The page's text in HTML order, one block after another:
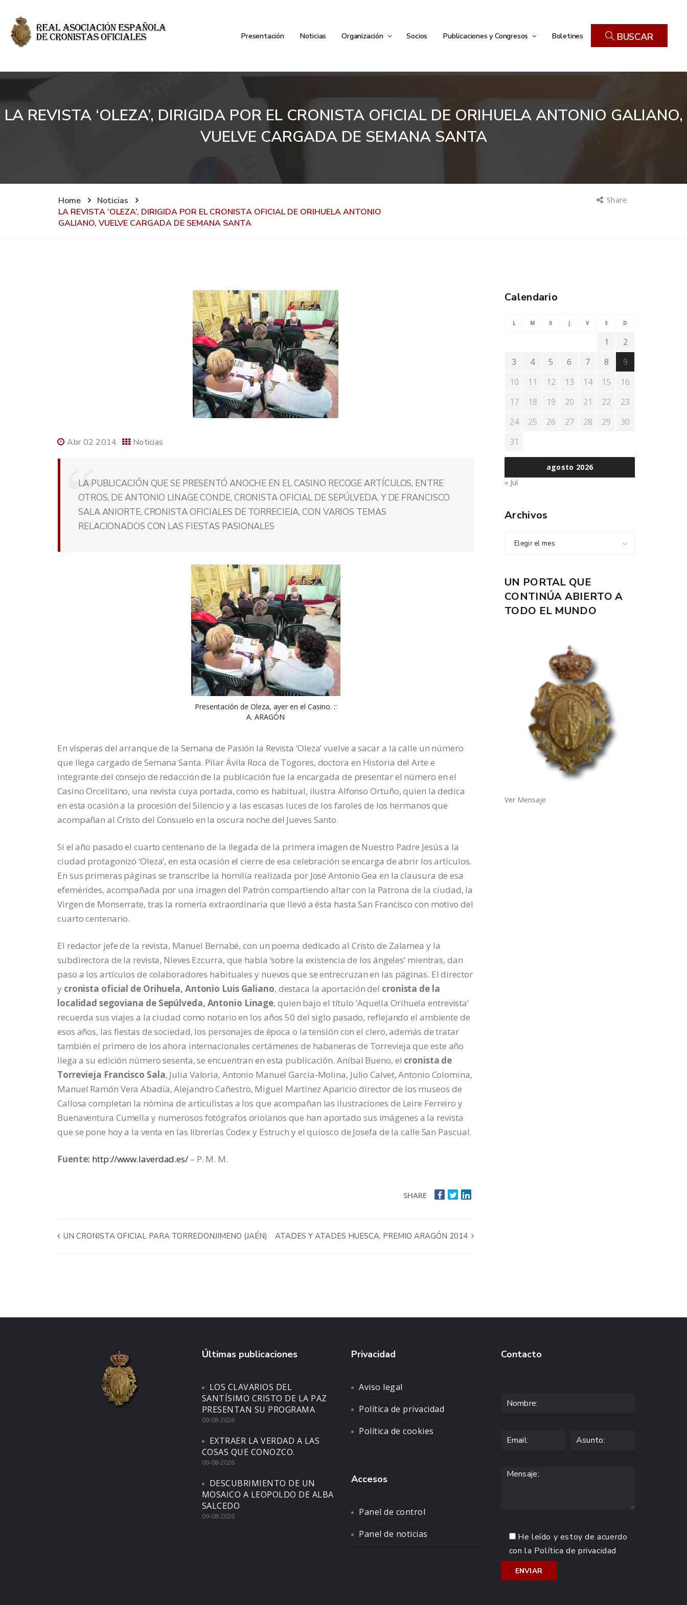
Presentación Noticias Organización Socios Publicaciones y Congresos Boletines BUSCAR
LA REVISTA ‘OLEZA’, DIRIGIDA POR EL CRONISTA OFICIAL DE ORIHUELA ANTONIO GALIANO,
VUELVE CARGADA DE SEMANA SANTA
Home
Noticias
LA REVISTA ‘OLEZA’, DIRIGIDA POR EL CRONISTA OFICIAL DE ORIHUELA ANTONIO
GALIANO, VUELVE CARGADA DE SEMANA SANTA
Share
Abr 02 2014 Noticias
LA PUBLICACIÓN QUE SE PRESENTÓ ANOCHE EN EL CASINO RECOGE ARTÍCULOS, ENTRE
OTROS, DE ANTONIO LINAGE CONDE, CRONISTA OFICIAL DE SEPÚLVEDA, Y DE FRANCISCO
SALA ANIORTE, CRONISTA OFICIALES DE TORRECIEJA, CON VARIOS TEMAS
RELACIONADOS CON LAS FIESTAS PASIONALES
Presentación de Oleza, ayer en el Casino. ::
A. ARAGÓN
En vísperas del arranque de la Semana de Pasión la Revista ‘Oleza’ vuelve a sacar a la calle un número
que llega cargado de Semana Santa. Pilar Ávila Roca de Togores, doctora en Historia del Arte e
integrante del consejo de redacción de la publicación fue la encargada de presentar el número en el
Casino Orcelitano, una revista cuya portada, como es habitual, ilustra Alfonso Ortuño, quien la dedica
en esta ocasión a la procesión del Silencio y a las escasas luces de los faroles de los hermanos que
acompañan al Cristo del Consuelo en la oscura noche del Jueves Santo.
Si el año pasado el cuarto centenario de la llegada de la primera imagen de Nuestro Padre Jesús a la
ciudad protagonizó ‘Oleza’, en esta ocasión el cierre de esa celebración se encarga de abrir los artículos.
En sus primeras páginas se transcribe la homilía realizada por José Antonio Gea en la clausura de esa
efemérides, acompañada por una imagen del Patrón compartiendo altar con la Patrona de la ciudad, la
Virgen de Monserrate, tras la romería extraordinaria que llevó a ésta hasta San Francisco con motivo del
cuarto centenario.
El redactor jefe de la revista, Manuel Bernabé, con un poema dedicado al Cristo de Zalamea y la
subdirectora de la revista, Nieves Ezcurra, que habla ‘sobre la existencia de los ángeles’ mientras, dan
paso a los artículos de colaboradores habituales y nuevos que se entrecruzan en las páginas. El director
y cronista oficial de Orihuela, Antonio Luis Galiano, destaca la aportación del cronista de la
localidad segoviana de Sepúlveda, Antonio Linage, quien bajo el título ‘Aquella Orihuela entrevista’
recuerda sus viajes a la ciudad como notario en los años 50 del siglo pasado, reflejando el ambiente de
esos años, las fiestas de sociedad, los personajes de época o la tensión con el clero, además de tratar
también el primero de los ahora internacionales certámenes de habaneras de Torrevieja que este año
llega a su edición número sesenta, se encuentran en esta publicación. Aníbal Bueno, el cronista de
Torrevieja Francisco Sala, Julia Valoria, Antonio Manuel García-Molina, Julio Calvet, Antonio Colomina,
Manuel Ramón Vera Abadía, Alejandro Cañestro, Miguel Martínez Aparicio director de los museos de
Callosa completan la nómina de articulistas a los que acompañan las ilustraciones de Leire Ferreiro y
Buenaventura Cumella y numerosos fotógrafos oriolanos que han aportado sus imágenes a la revista
que se pone hoy a la venta en las librerías Codex y Estruch y el quiosco de Josefa de la calle San Pascual.
Fuente: http://www.laverdad.es/– P. M. M.
SHARE
UN CRONISTA OFICIAL PARA TORREDONJIMENO (JAÉN) ATADES Y ATADES HUESCA, PREMIO ARAGÓN 2014
Calendario
agosto 2026
L M X J V S D
1
2
3
4 5 6 7 8
9
10
11 12 13 14 15
16
17
18 19 20 21 22
23
24
25 26 27 28 29
30
31
« Jul
Archivos
Elegir el mes
UN PORTAL QUE
CONTINÚA ABIERTO A
TODO EL MUNDO
Ver Mensaje
Últimas publicaciones
LOS CLAVARIOS DEL
SANTÍSIMO CRISTO DE LA PAZ
PRESENTAN SU PROGRAMA
09-08-2026
EXTRAER LA VERDAD A LAS
COSAS QUE CONOZCO.
09-08-2026
DESCUBRIMIENTO DE UN
MOSAICO A LEOPOLDO DE ALBA
SALCEDO
09-08-2026
Privacidad
Aviso legal
Política de privacidad
Política de cookies
Accesos
Panel de control
Panel de noticias
Contacto
He leído y estoy de acuerdo
con la Política de privacidad